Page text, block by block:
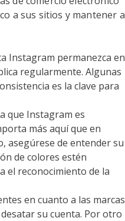
a sus sitios y mantener a
Instagram permanezca en
regularmente. Algunas
es la clave para
que Instagram es
más aquí que en
asegúrese de entender su
de colores estén
el reconocimiento de la
en cuanto a las marcas
su cuenta. Por otro